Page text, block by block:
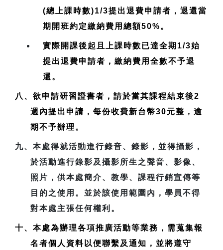
(總上課時數)1/3提出退費申請者，退還當
期開班約定繳納費用總額50%。
實際開課後起且上課時數已達全期1/3始
提出退費申請者，繳納費用全數不予退
還。
八、欲申請研習證書者，請於當其課程結束後2
週內提出申請，每份收費新台幣30元整，逾
期不予辦理。
九、本處得就活動進行錄音、錄影，並得攝影，
於活動進行錄影及攝影所生之聲音、影像、
照片，供本處簡介、教學、課程行銷宣傳等
目的之使用。並於該使用範圍內，學員不得
對本處主張任何權利。
十、本處為辦理各項推廣活動等業務，需蒐集報
名者個人資料以便聯繫及通知，並將遵守